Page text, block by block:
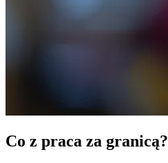
Co z praca za granicą?